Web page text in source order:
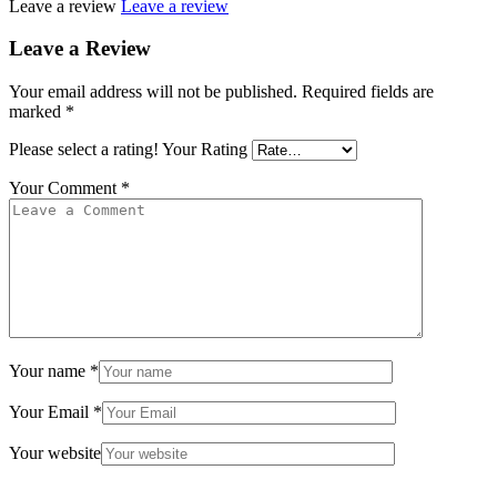
Leave a review Leave a review
Leave a Review
Your email address will not be published. Required fields are
marked *
Please select a rating! Your Rating
Your Comment *
Your name *
Your Email *
Your website